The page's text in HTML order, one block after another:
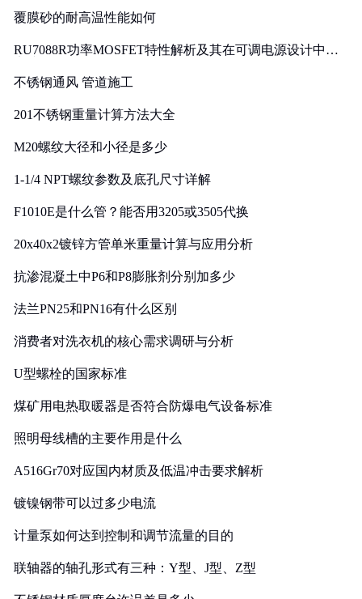
覆膜砂的耐高温性能如何
RU7088R功率MOSFET特性解析及其在可调电源设计中的
不锈钢通风 管道施工
201不锈钢重量计算方法大全
M20螺纹大径和小径是多少
1-1/4 NPT螺纹参数及底孔尺寸详解
F1010E是什么管？能否用3205或3505代换
20x40x2镀锌方管单米重量计算与应用分析
抗渗混凝土中P6和P8膨胀剂分别加多少
法兰PN25和PN16有什么区别
消费者对洗衣机的核心需求调研与分析
U型螺栓的国家标准
煤矿用电热取暖器是否符合防爆电气设备标准
照明母线槽的主要作用是什么
A516Gr70对应国内材质及低温冲击要求解析
镀镍钢带可以过多少电流
计量泵如何达到控制和调节流量的目的
联轴器的轴孔形式有三种：Y型、J型、Z型